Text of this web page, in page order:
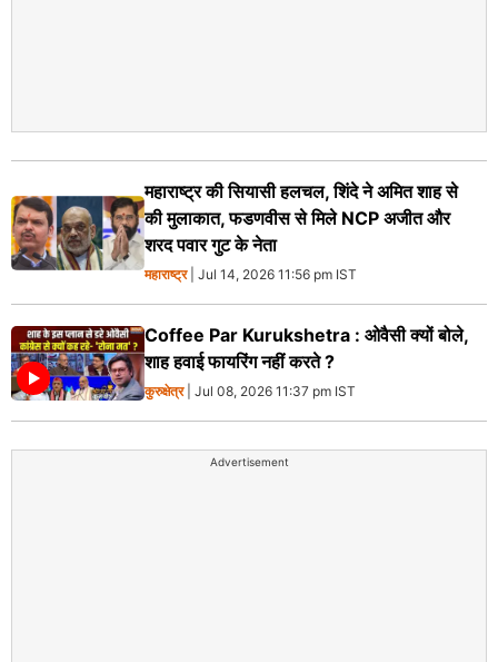
महाराष्ट्र की सियासी हलचल, शिंदे ने अमित शाह से
की मुलाकात, फडणवीस से मिले NCP अजीत और
शरद पवार गुट के नेता
महाराष्ट्र| Jul 14, 2026 11:56 pm IST
Coffee Par Kurukshetra : ओवैसी क्यों बोले,
शाह हवाई फायरिंग नहीं करते ?
कुरुक्षेत्र| Jul 08, 2026 11:37 pm IST
Advertisement